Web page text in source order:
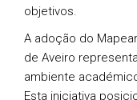
objetivos.
A adoção do
de Aveiro
ambiente
Esta iniciativa